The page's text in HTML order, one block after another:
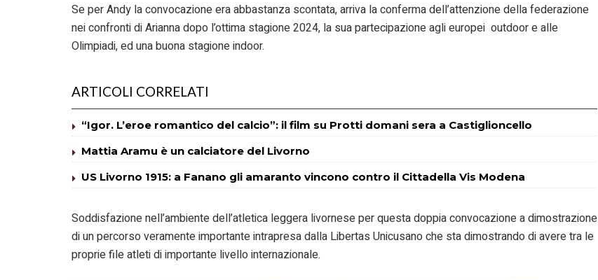
Se per Andy la convocazione era abbastanza scontata, arriva la conferma dell’attenzione della federazione
nei confronti di Arianna dopo l’ottima stagione 2024, la sua partecipazione agli europei outdoor e alle
Olimpiadi, ed una buona stagione indoor.
ARTICOLI CORRELATI
“Igor. L’eroe romantico del calcio”: il film su Protti domani sera a Castiglioncello
Mattia Aramu è un calciatore del Livorno
US Livorno 1915: a Fanano gli amaranto vincono contro il Cittadella Vis Modena
Soddisfazione nell’ambiente dell’atletica leggera livornese per questa doppia convocazione a dimostrazione
di un percorso veramente importante intrapresa dalla Libertas Unicusano che sta dimostrando di avere tra le
proprie file atleti di importante livello internazionale.